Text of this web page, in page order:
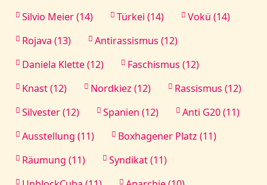
Silvio Meier (14)
Türkei (14)
Vokü (14)
Rojava (13)
Antirassismus (12)
Daniela Klette (12)
Faschismus (12)
Knast (12)
Nordkiez (12)
Rassismus (12)
Silvester (12)
Spanien (12)
Anti G20 (11)
Ausstellung (11)
Boxhagener Platz (11)
Räumung (11)
Syndikat (11)